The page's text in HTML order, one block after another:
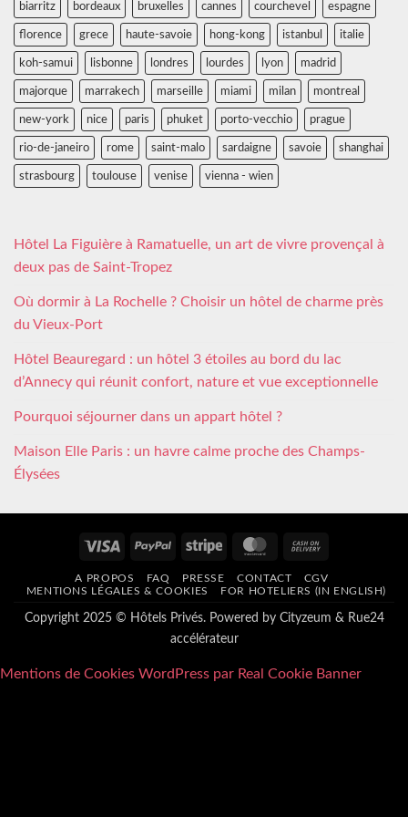
biarritz bordeaux bruxelles cannes courchevel espagne
florence grece haute-savoie hong-kong istanbul italie
koh-samui lisbonne londres lourdes lyon madrid
majorque marrakech marseille miami milan montreal
new-york nice paris phuket porto-vecchio prague
rio-de-janeiro rome saint-malo sardaigne savoie shanghai
strasbourg toulouse venise vienna - wien
Hôtel La Figuière à Ramatuelle, un art de vivre provençal à
deux pas de Saint-Tropez
Où dormir à La Rochelle ? Choisir un hôtel de charme près
du Vieux-Port
Hôtel Beauregard : un hôtel 3 étoiles au bord du lac
d’Annecy qui réunit confort, nature et vue exceptionnelle
Pourquoi séjourner dans un appart hôtel ?
Maison Elle Paris : un havre calme proche des Champs-
Élysées
Visa PayPal Stripe MasterCard
Delivery
A PROPOS FAQ PRESSE CONTACT
CGV
MENTIONS LÉGALES & COOKIES
FOR HOTELIERS (IN ENGLISH)
Copyright 2025 © Hôtels Privés. Powered by Cityzeum & Rue24
accélérateur
Mentions de Cookies WordPress par Real Cookie Banner